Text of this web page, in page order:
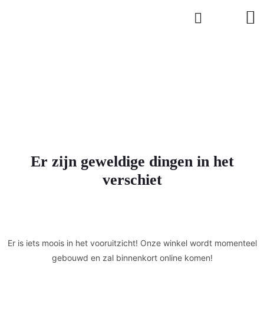
Er zijn geweldige dingen in het
verschiet
Er is iets moois in het vooruitzicht! Onze winkel wordt momenteel
gebouwd en zal binnenkort online komen!